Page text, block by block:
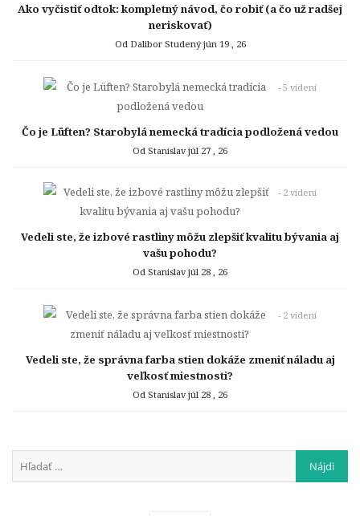
Ako vyčistiť odtok: kompletný návod, čo robiť (a čo už radšej
neriskovať)
Od Dalibor Studený jún 19 , 26
- 5 videní
Čo je Lüften? Starobylá nemecká tradícia podložená vedou
Od Stanislavjúl 27 , 26
- 2 videní
Vedeli ste, že izbové rastliny môžu zlepšiť kvalitu bývania aj
vašu pohodu?
Od Stanislavjúl 28 , 26
- 2 videní
Vedeli ste, že správna farba stien dokáže zmeniť náladu aj
veľkosť miestnosti?
Od Stanislavjúl 28 , 26